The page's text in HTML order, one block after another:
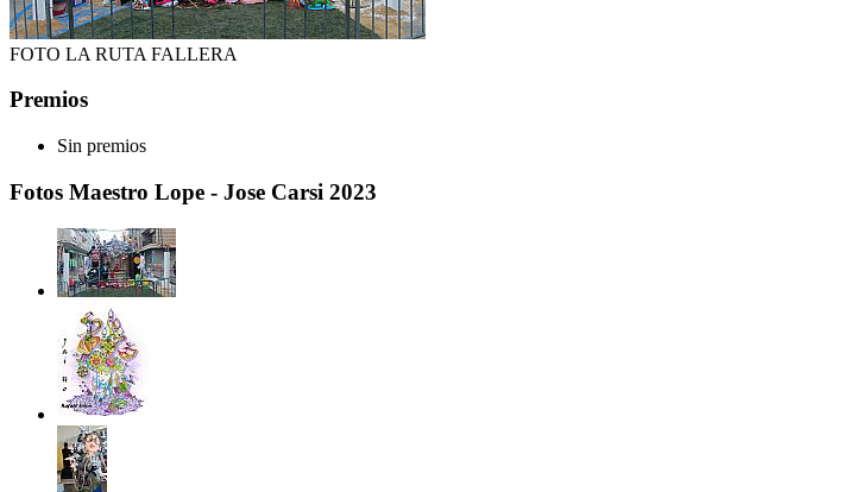
FOTO LA RUTA FALLERA
Premios
Sin premios
Fotos Maestro Lope - Jose Carsi 2023